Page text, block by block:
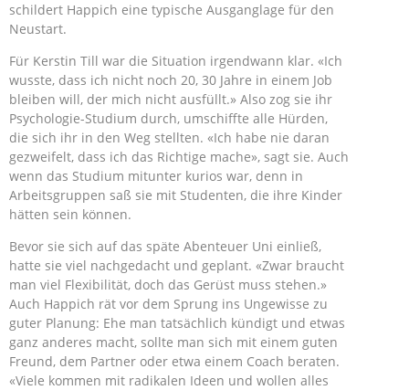
schildert Happich eine typische Ausganglage für den
Neustart.
Für Kerstin Till war die Situation irgendwann klar. «Ich
wusste, dass ich nicht noch 20, 30 Jahre in einem Job
bleiben will, der mich nicht ausfüllt.» Also zog sie ihr
Psychologie-Studium durch, umschiffte alle Hürden,
die sich ihr in den Weg stellten. «Ich habe nie daran
gezweifelt, dass ich das Richtige mache», sagt sie. Auch
wenn das Studium mitunter kurios war, denn in
Arbeitsgruppen saß sie mit Studenten, die ihre Kinder
hätten sein können.
Bevor sie sich auf das späte Abenteuer Uni einließ,
hatte sie viel nachgedacht und geplant. «Zwar braucht
man viel Flexibilität, doch das Gerüst muss stehen.»
Auch Happich rät vor dem Sprung ins Ungewisse zu
guter Planung: Ehe man tatsächlich kündigt und etwas
ganz anderes macht, sollte man sich mit einem guten
Freund, dem Partner oder etwa einem Coach beraten.
«Viele kommen mit radikalen Ideen und wollen alles